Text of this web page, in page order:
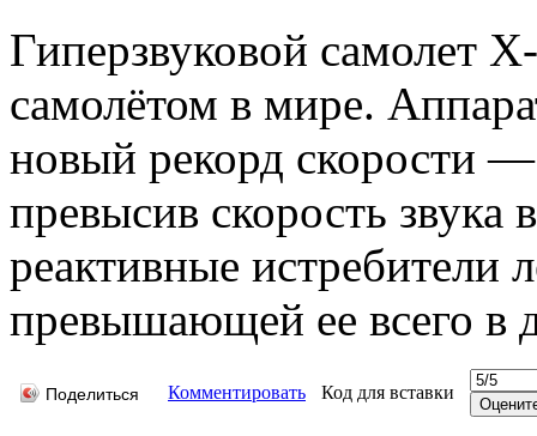
Гиперзвуковой самолет
самолётом в мире.
новый рекорд скорости
превысив скорость звука
реактивные истребители
превышающей ее всего в
Поделиться Комментировать Код для вставки